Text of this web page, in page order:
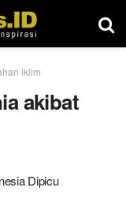
iklim
akibat
Dipicu